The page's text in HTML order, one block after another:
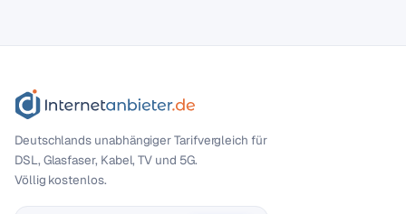
Deutschlands unabhängiger Tarif­vergleich für
DSL, Glasfaser, Kabel, TV und 5G.
Völlig kostenlos.